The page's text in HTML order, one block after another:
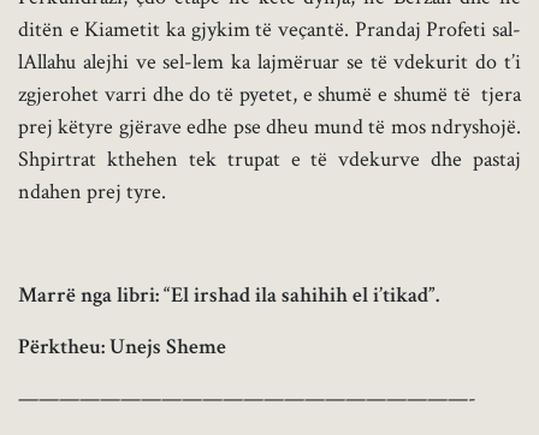
ditën e Kiametit ka gjykim të veçantë. Prandaj Profeti sal-
lAllahu alejhi ve sel-lem ka lajmëruar se të vdekurit do t’i
zgjerohet varri dhe do të pyetet, e shumë e shumë të tjera
prej këtyre gjërave edhe pse dheu mund të mos ndryshojë.
Shpirtrat kthehen tek trupat e të vdekurve dhe pastaj
ndahen prej tyre.
Marrë nga libri: “El irshad ila sahihih el i’tikad”.
Përktheu: Unejs Sheme
——————————————————————-